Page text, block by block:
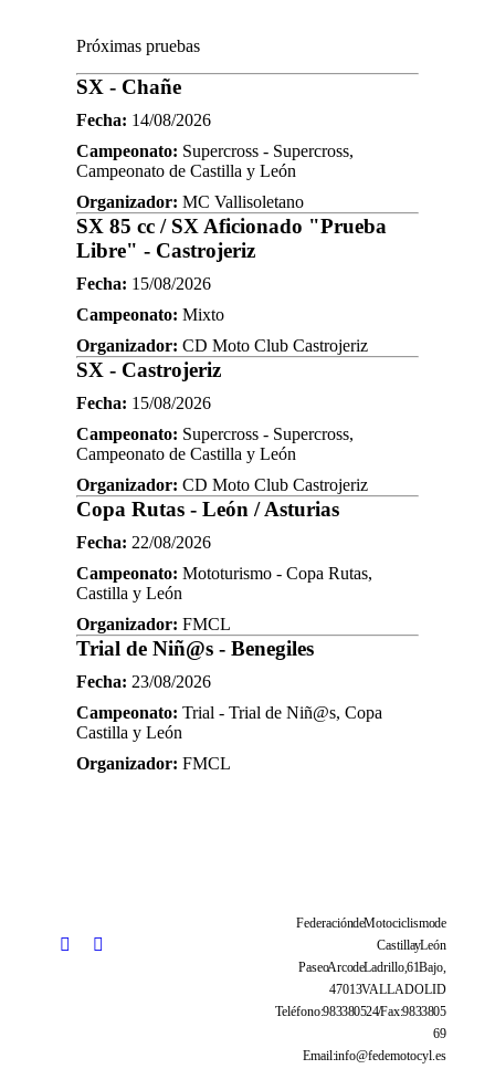
Próximas pruebas
SX - Chañe
Fecha: 14/08/2026
Campeonato: Supercross - Supercross,
Campeonato de Castilla y León
Organizador: MC Vallisoletano
SX 85 cc / SX Aficionado "Prueba
Libre" - Castrojeriz
Fecha: 15/08/2026
Campeonato: Mixto
Organizador: CD Moto Club Castrojeriz
SX - Castrojeriz
Fecha: 15/08/2026
Campeonato: Supercross - Supercross,
Campeonato de Castilla y León
Organizador: CD Moto Club Castrojeriz
Copa Rutas - León / Asturias
Fecha: 22/08/2026
Campeonato: Mototurismo - Copa Rutas,
Castilla y León
Organizador: FMCL
Trial de Niñ@s - Benegiles
Fecha: 23/08/2026
Campeonato: Trial - Trial de Niñ@s, Copa
Castilla y León
Organizador: FMCL
Federación de Motociclismo de
Castilla y León
Paseo Arco de Ladrillo, 61 Bajo,
47013 VALLADOLID
Teléfono: 983 38 05 24 / Fax: 983 38 05
69
Email: info@fedemotocyl.es